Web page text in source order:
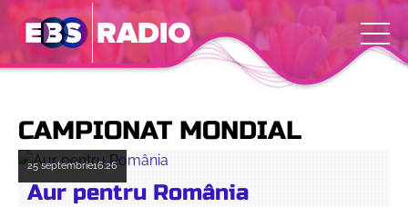
CAMPIONAT MONDIAL
25 septembrie16:26
Aur pentru România